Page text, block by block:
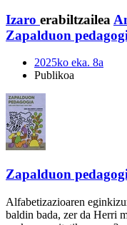
Izaro erabiltzailea
Zapalduon
2025ko eka. 8a
Publikoa
Zapalduon
Alfabetizazioaren
baldin bada, zer da Herri